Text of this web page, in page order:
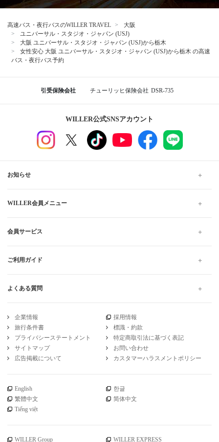
高速バス・夜行バスのWILLER TRAVEL
大阪
ユニバーサル・スタジオ・ジャパン (USJ)
大阪 ユニバーサル・スタジオ・ジャパン (USJ)から栃木
女性安心 大阪 ユニバーサル・スタジオ・ジャパン (USJ)から栃木 の高速
バス・夜行バス予約
引受保険会社 チューリッヒ保険会社 DSR-735
WILLER公式SNSアカウント
お知らせ
WILLER会員メニュー
会員サービス
ご利用ガイド
よくある質問
企業情報
採用情報
旅行条件書
標識・約款
プライバシーステートメント
特定商取引法に基づく表記
サイトマップ
お問い合わせ
広告掲載について
カスタマーハラスメントポリシー
English
한글
繁體中文
简体中文
Tiếng việt
WILLER Group WILLER EXPRESS